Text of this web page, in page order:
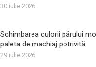
30 iulie 2026
Schimbarea culorii părului
paleta de machiaj potrivită
29 iulie 2026